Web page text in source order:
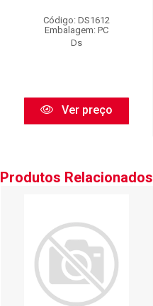
Código: DS1612
Embalagem: PC
Ds
Ver preço
Produtos Relacionados